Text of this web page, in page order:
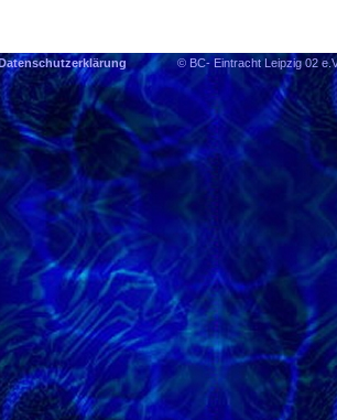
© BC- Eintracht Leipzig